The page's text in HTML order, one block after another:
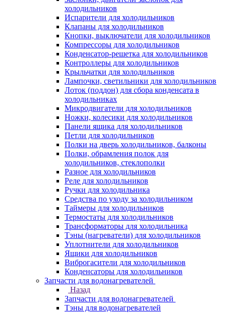
холодильников
Испарители для холодильников
Клапаны для холодильников
Кнопки, выключатели для холодильников
Компрессоры для холодильников
Конденсатор-решетка для холодильников
Контроллеры для холодильников
Крыльчатки для холодильников
Лампочки, светильники для холодильников
Лоток (поддон) для сбора конденсата в
холодильниках
Микродвигатели для холодильников
Ножки, колесики для холодильников
Панели ящика для холодильников
Петли для холодильников
Полки на дверь холодильников, балконы
Полки, обрамления полок для
холодильников, стеклополки
Разное для холодильников
Реле для холодильников
Ручки для холодильника
Средства по уходу за холодильником
Таймеры для холодильников
Термостаты для холодильников
Трансформаторы для холодильника
Тэны (нагреватели) для холодильников
Уплотнители для холодильников
Ящики для холодильников
Виброгасители для холодильников
Конденсаторы для холодильников
Запчасти для водонагревателей
Назад
Запчасти для водонагревателей
Тэны для водонагревателей